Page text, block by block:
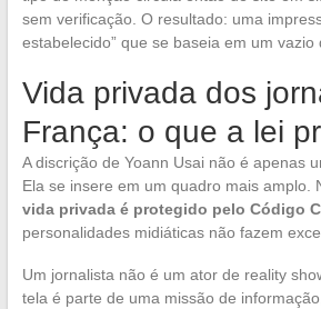
sem verificação. O resultado: uma
estabelecido” que se baseia em um vazio
Vida privada dos
França: o que a lei
A discrição de Yoann Usai não é apenas
Ela se insere em um quadro mais amplo.
vida privada é protegido pelo Código
personalidades midiáticas não fazem
Um jornalista não é um ator de reality
tela é parte de uma missão de